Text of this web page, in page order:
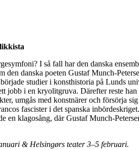
I så fall har den danska
den danska poeten Gustaf Munch-
studier i konsthistoria på Lunds
jobb i en kryolitgruva. Därefter reste han
umgås med konstnärer och försörja
fascister i det spanska
en klagosång, där Gustaf Munch-
& Helsingørs teater 3–5 februari.